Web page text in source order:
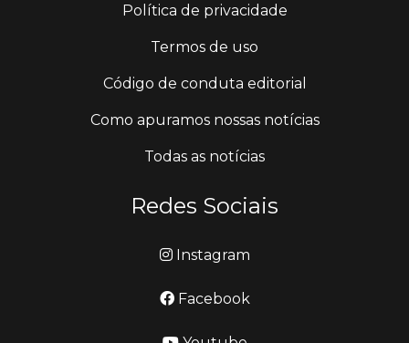
Política de privacidade
Termos de uso
Código de conduta editorial
Como apuramos nossas notícias
Todas as notícias
Redes Sociais
Instagram
Facebook